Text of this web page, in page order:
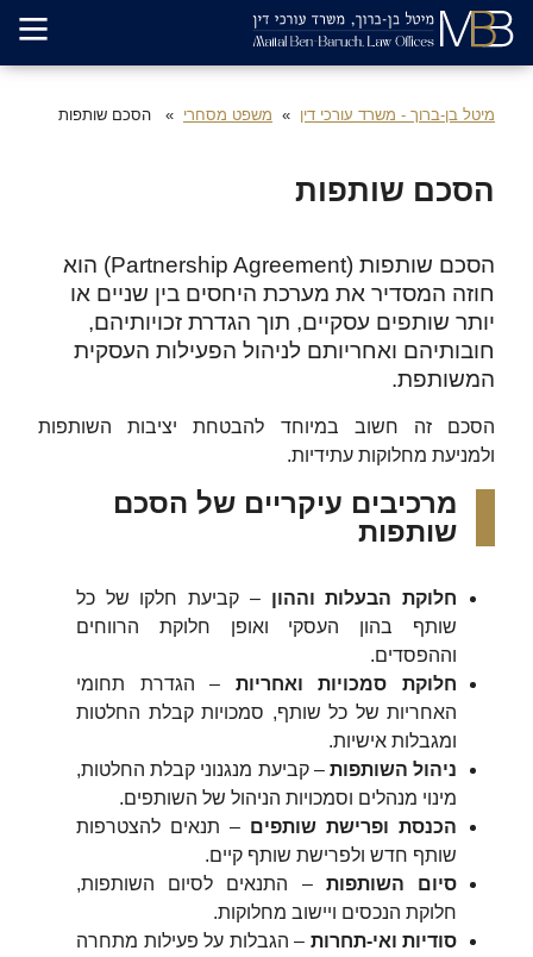
מיטל בן-ברוך - משרד עורכי דין משפט מסחרי הסכם שותפות
הסכם שותפות
הסכם שותפות (Partnership Agreement) הוא
חוזה המסדיר את מערכת היחסים בין שניים או
יותר שותפים עסקיים, תוך הגדרת זכויותיהם,
חובותיהם ואחריותם לניהול הפעילות העסקית
המשותפת.
הסכם זה חשוב במיוחד להבטחת יציבות השותפות
ולמניעת מחלוקות עתידיות.
מרכיבים עיקריים של הסכם
שותפות
חלוקת הבעלות וההון – קביעת חלקו של כל
שותף בהון העסקי ואופן חלוקת הרווחים
וההפסדים.
חלוקת סמכויות ואחריות – הגדרת תחומי
האחריות של כל שותף, סמכויות קבלת החלטות
ומגבלות אישיות.
ניהול השותפות – קביעת מנגנוני קבלת החלטות,
מינוי מנהלים וסמכויות הניהול של השותפים.
הכנסת ופרישת שותפים – תנאים להצטרפות
שותף חדש ולפרישת שותף קיים.
סיום השותפות – התנאים לסיום השותפות,
חלוקת הנכסים ויישוב מחלוקות.
סודיות ואי-תחרות – הגבלות על פעילות מתחרה